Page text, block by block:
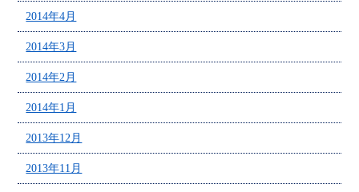
2014年4月
2014年3月
2014年2月
2014年1月
2013年12月
2013年11月